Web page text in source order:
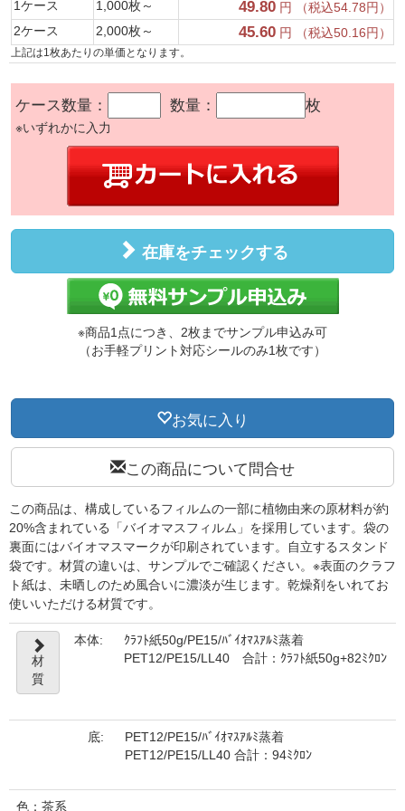
1ケース 1,000枚～ 49.80 円 （税込54.78円）
2ケース
2,000枚～ 45.60 円 （税込50.16円）
上記は1枚あたりの単価となります。
ケース数量： 数量： 枚
※いずれかに入力
在庫をチェックする
※商品1点につき、2枚までサンプル申込み可
（お手軽プリント対応シールのみ1枚です）
お気に入り
この商品について問合せ
この商品は、構成しているフィルムの一部に植物由来の原材料が約
20%含まれている「バイオマスフィルム」を採用しています。袋の
裏面にはバイオマスマークが印刷されています。自立するスタンド
袋です。材質の違いは、サンプルでご確認ください。※表面のクラフ
ト紙は、未晒しのため風合いに濃淡が生じます。乾燥剤をいれてお
使いいただける材質です。
材
質
本体:
ｸﾗﾌﾄ紙50g/PE15/ﾊﾞｲｵﾏｽｱﾙﾐ蒸着
PET12/PE15/LL40 合計：ｸﾗﾌﾄ紙50g+82ﾐｸﾛﾝ
底:
PET12/PE15/ﾊﾞｲｵﾏｽｱﾙﾐ蒸着
PET12/PE15/LL40 合計：94ﾐｸﾛﾝ
色：茶系